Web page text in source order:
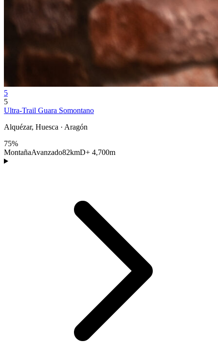
5
5
Ultra-Trail Guara Somontano
Alquézar, Huesca · Aragón
75%
MontañaAvanzado82kmD+ 4,700m